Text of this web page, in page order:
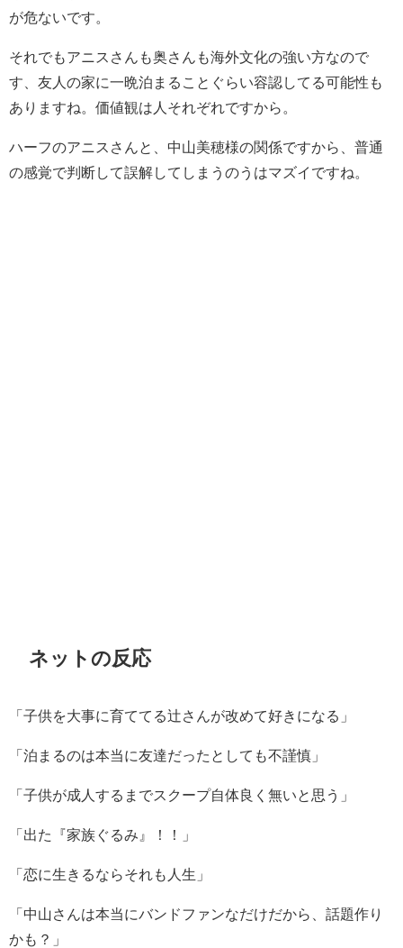
が危ないです。
それでもアニスさんも奥さんも海外文化の強い方なので
す、友人の家に一晩泊まることぐらい容認してる可能性も
ありますね。価値観は人それぞれですから。
ハーフのアニスさんと、中山美穂様の関係ですから、普通
の感覚で判断して誤解してしまうのうはマズイですね。
ネットの反応
「子供を大事に育ててる辻さんが改めて好きになる」
「泊まるのは本当に友達だったとしても不謹慎」
「子供が成人するまでスクープ自体良く無いと思う」
「出た『家族ぐるみ』！！」
「恋に生きるならそれも人生」
「中山さんは本当にバンドファンなだけだから、話題作り
かも？」